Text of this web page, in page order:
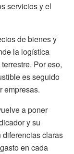
servicios y el
de bienes y
la logística
Por eso,
es seguido
empresas.
a poner
y su
claras
en cada